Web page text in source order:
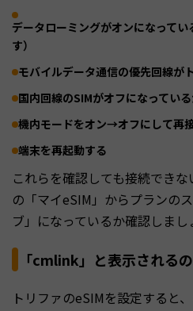
データローミングがオンになって
す）
モバイルデータ通信の優先回線が
国内回線のSIMがオフになってい
機内モードをオン→オフにして再
端末を再起動する
これらを確認しても接続でき
の「マイeSIM」からプランの
ブ」になっているか確認しまし
「cmlink」と表示される
トリファのeSIMを設定すると